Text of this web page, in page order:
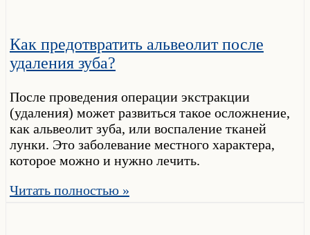
Как предотвратить альвеолит после
удаления зуба?
После проведения операции экстракции
(удаления) может развиться такое осложнение,
как альвеолит зуба, или воспаление тканей
лунки. Это заболевание местного характера,
которое можно и нужно лечить.
Читать полностью »